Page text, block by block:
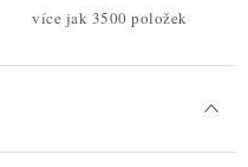
více jak 3500 položek